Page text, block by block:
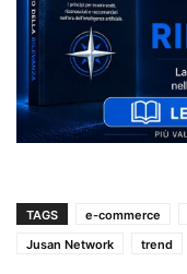
TAGS e-commerce
Jusan Network
trend